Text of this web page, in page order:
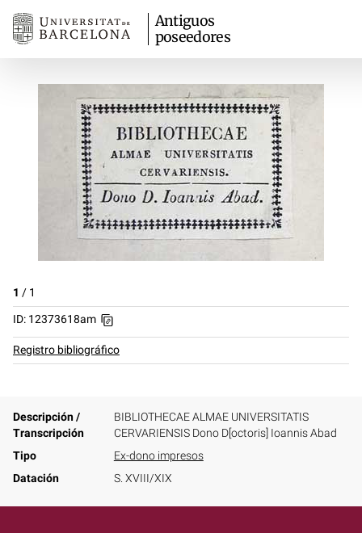
Antiguos
poseedores
1 / 1
ID: 12373618am
Registro bibliográfico
Descripción /
Transcripción
BIBLIOTHECAE ALMAE UNIVERSITATIS
CERVARIENSIS Dono D[octoris] Ioannis Abad
Tipo
Ex-dono impresos
Datación
S. XVIII/XIX